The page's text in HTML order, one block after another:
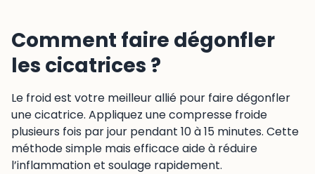
Comment faire dégonfler
les cicatrices ?
Le froid est votre meilleur allié pour faire dégonfler
une cicatrice. Appliquez une compresse froide
plusieurs fois par jour pendant 10 à 15 minutes. Cette
méthode simple mais efficace aide à réduire
l’inflammation et soulage rapidement.